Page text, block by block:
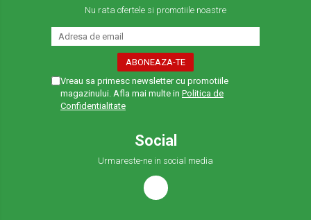
Nu rata ofertele si promotiile noastre
Vreau sa primesc newsletter cu promotiile
magazinului. Afla mai multe in Politica de
Confidentialitate
Social
Urmareste-ne in social media